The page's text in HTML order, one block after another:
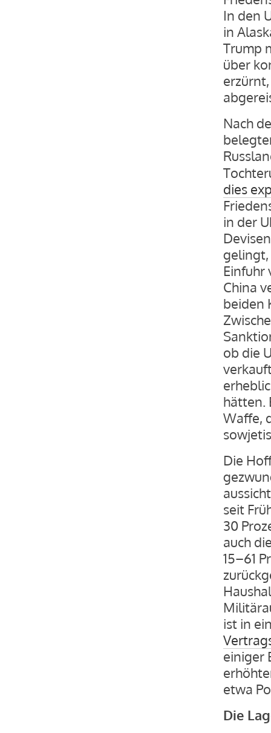
In den
in
Trump
über
Nach
dies
in der
gelingt,
Einfuhr
China
beiden
ob die
hätten.
Waffe,
Die
seit
30
auch
15–61
ist in
einiger
etwa
Die